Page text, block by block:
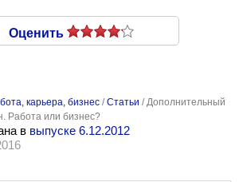
Оценить
карьера, бизнес /Статьи /Дополнительный
Работа или бизнес?
в выпуске 6.12.2012